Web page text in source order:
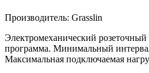
Производитель: Grasslin
Электромеханический
программа. Минимальный
Максимальная подключаемая